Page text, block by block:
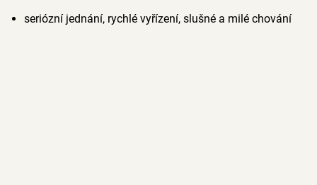
seriózní jednání, rychlé vyřízení, slušné a milé chování